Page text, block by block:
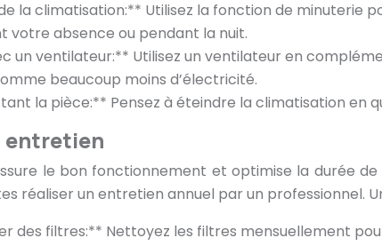
la climatisation:** Utilisez la fonction de minuterie
votre absence ou pendant la nuit.
un ventilateur:** Utilisez un ventilateur en
beaucoup moins d’électricité.
la pièce:** Pensez à éteindre la climatisation en
entretien
le bon fonctionnement et optimise la durée
réaliser un entretien annuel par un
des filtres:** Nettoyez les filtres mensuellement